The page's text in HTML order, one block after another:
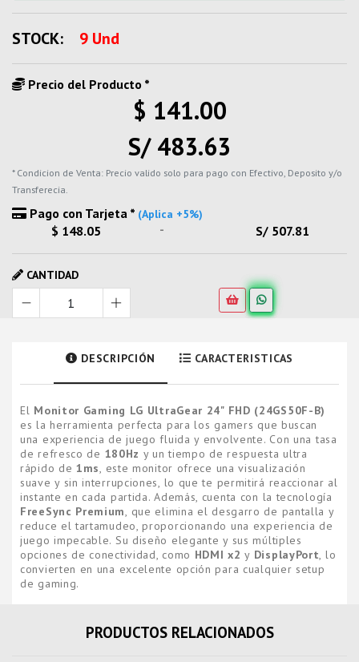
STOCK: 9 Und
Precio del Producto *
$ 141.00
S/ 483.63
* Condicion de Venta: Precio valido solo para pago con Efectivo, Deposito y/o
Transferecia.
Pago con Tarjeta * (Aplica +5%)
$ 148.05 - S/ 507.81
CANTIDAD
DESCRIPCIÓN CARACTERISTICAS
El Monitor Gaming LG UltraGear 24" FHD (24GS50F-B)
es la herramienta perfecta para los gamers que buscan
una experiencia de juego fluida y envolvente. Con una tasa
de refresco de 180Hz y un tiempo de respuesta ultra
rápido de 1ms, este monitor ofrece una visualización
suave y sin interrupciones, lo que te permitirá reaccionar al
instante en cada partida. Además, cuenta con la tecnología
FreeSync Premium, que elimina el desgarro de pantalla y
reduce el tartamudeo, proporcionando una experiencia de
juego impecable. Su diseño elegante y sus múltiples
opciones de conectividad, como HDMI x2 y DisplayPort, lo
convierten en una excelente opción para cualquier setup
de gaming.
PRODUCTOS RELACIONADOS